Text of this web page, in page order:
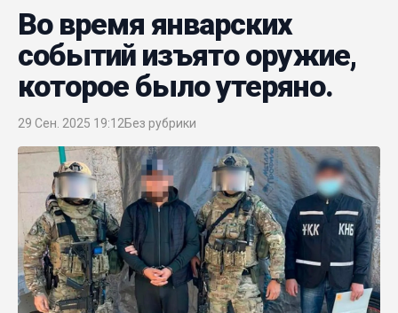
Во время январских
событий изъято оружие,
которое было утеряно.
29 Сен. 2025 19:12Без рубрики